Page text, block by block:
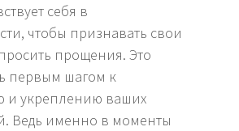
себя в
чтобы признавать свои
прощения. Это
первым шагом к
и укреплению ваших
Ведь именно в моменты